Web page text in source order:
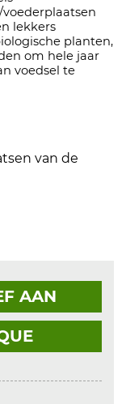
lekkers
planten,
om hele jaar
voedsel te
van de
AAN